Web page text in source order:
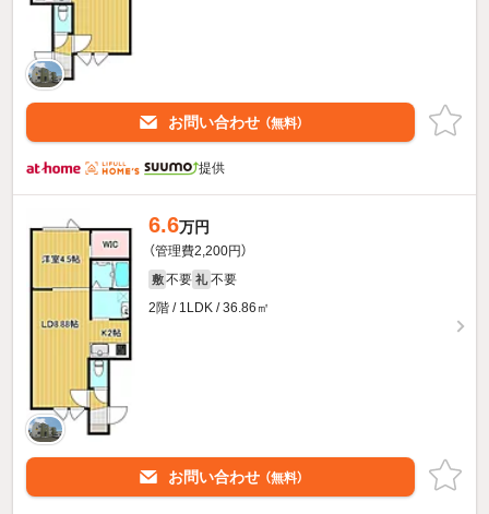
お問い合わせ （無料）
提供
6.6万円
（管理費2,200円）
敷 不要 礼 不要
2階 / 1LDK / 36.86㎡
お問い合わせ （無料）